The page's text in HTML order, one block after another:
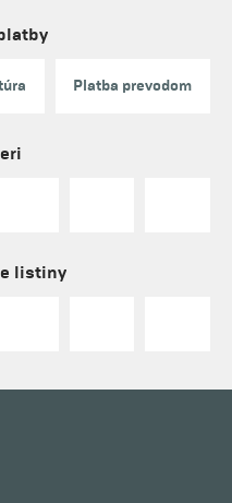
Platba prevodom
listiny